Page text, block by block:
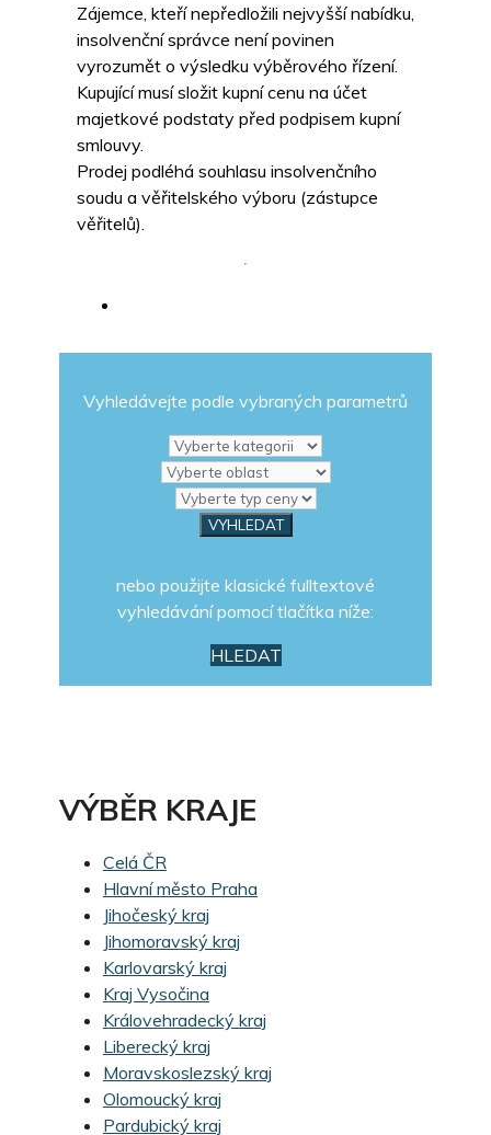
Zájemce, kteří nepředložili nejvyšší nabídku,
insolvenční správce není povinen
vyrozumět o výsledku výběrového řízení.
Kupující musí složit kupní cenu na účet
majetkové podstaty před podpisem kupní
smlouvy.
Prodej podléhá souhlasu insolvenčního
soudu a věřitelského výboru (zástupce
věřitelů).
Vyhledávejte podle vybraných parametrů
nebo použijte klasické fulltextové
vyhledávání pomocí tlačítka níže:
HLEDAT
VÝBĚR KRAJE
Celá ČR
Hlavní město Praha
Jihočeský kraj
Jihomoravský kraj
Karlovarský kraj
Kraj Vysočina
Královehradecký kraj
Liberecký kraj
Moravskoslezský kraj
Olomoucký kraj
Pardubický kraj